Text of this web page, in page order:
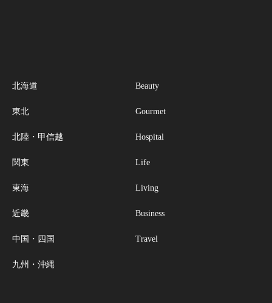
北海道
東北
北陸・甲信越
関東
東海
近畿
中国・四国
九州・沖縄
Beauty
Gourmet
Hospital
Life
Living
Business
Travel